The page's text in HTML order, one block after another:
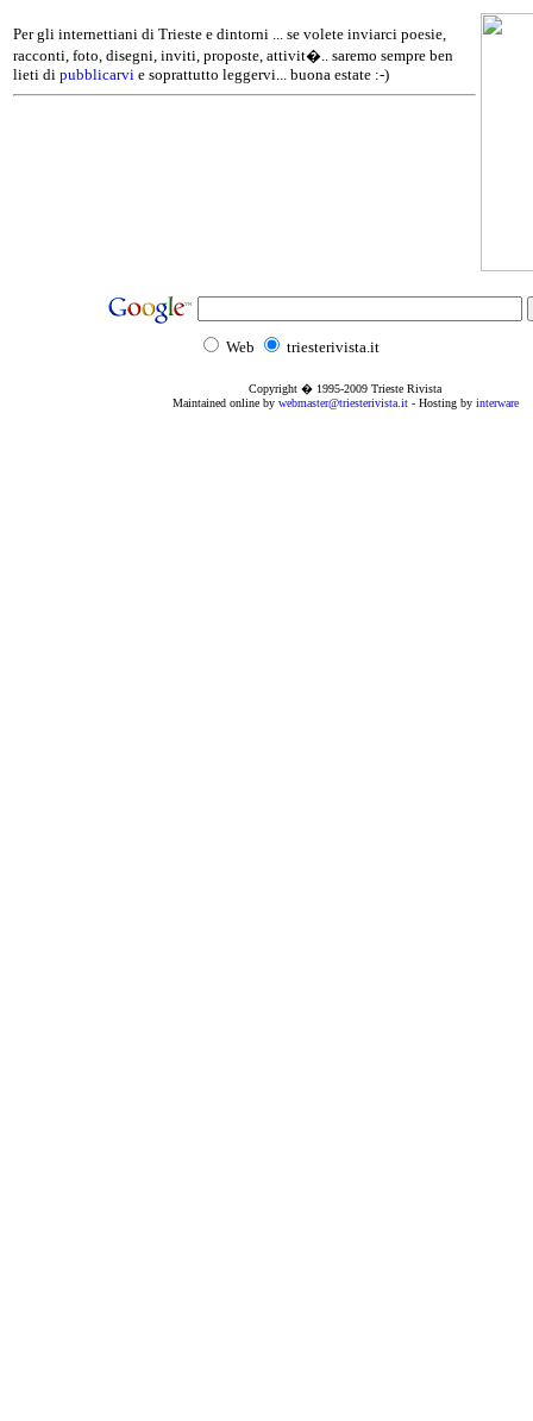
Per gli internettiani di Trieste e dintorni ... se volete inviarci poesie,
racconti, foto, disegni, inviti, proposte, attivit�.. saremo sempre ben
lieti di pubblicarvi e soprattutto leggervi... buona estate :-)
Web triesterivista.it
Copyright � 1995-2009 Trieste Rivista
Maintained online by webmaster@triesterivista.it- Hosting by interware